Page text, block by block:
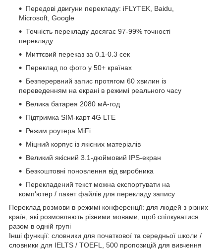
Передові двигуни перекладу: iFLYTEK, Baidu,
Microsoft, Google
Точність перекладу досягає 97-99% точності
перекладу
Миттєвий переказ за 0.1-0.3 сек
Переклад по фото у 50+ країнах
Безперервний запис протягом 60 хвилин із
переведенням на екрані в режимі реального часу
Велика батарея 2080 мА-год
Підтримка SIM-карт 4G LTE
Режим роутера MiFi
Міцний корпус із якісних матеріалів
Великий якісний 3.1-дюймовий IPS-екран
Безкоштовні поновлення від виробника
Перекладений текст можна експортувати на
комп'ютер / пакет файлів для перекладу запису
Переклад розмови в режимі конференції: для людей з різних
країн, які розмовляють різними мовами, щоб спілкуватися
разом в одній групі
Інші функції: словники для початкової та середньої школи /
словники для IELTS / TOEFL, 500 пропозицій для вивчення